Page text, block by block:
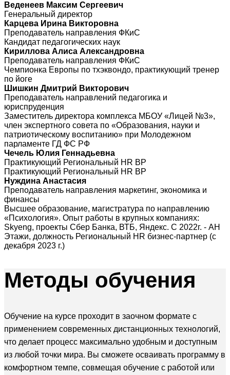
Веденеев Максим Сергеевич
Генеральный директор
Карцева Ирина Викторовна
Преподаватель направления ФКиС
Кандидат педагогических наук
Кириллова Алиса Александровна
Преподаватель направления ФКиС
Чемпионка Европы по тхэквондо, практикующий тренер
по йоге
Шишкин Дмитрий Викторович
Преподаватель направлений педагогика и
юриспруденция
Заместитель директора комплекса МБОУ «Лицей №3»,
член экспертного совета по «Образования, науки и
патриотическому воспитанию» при Молодежном
парламенте ГД ФС РФ
Чечель Юлия Геннадьевна
Практикующий Региональный HR BP
Практикующий Региональный HR BP
Нуждина Анастасия
Преподаватель направления маркетинг, экономика и
финансы
Высшее образование, магистратура по направлению
«Психология». Опыт работы в крупных компаниях:
Skyeng, проекты Сбер Банка, ВТБ, Яндекс. С 2022г. - АН
Этажи, должность Региональный HR бизнес-партнер (с
декабря 2023 г.)
Методы обучения
Обучение на курсе проходит в заочном формате с
применением современных дистанционных технологий,
что делает процесс максимально удобным и доступным
из любой точки мира. Вы сможете осваивать программу в
комфортном темпе, совмещая обучение с работой или